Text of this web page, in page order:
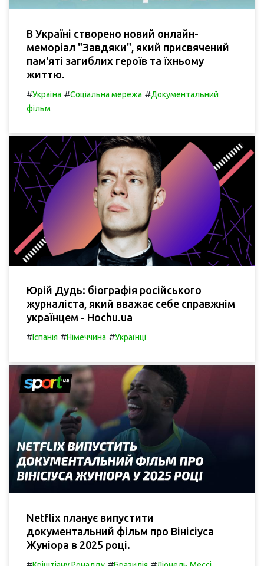
В Україні створено новий онлайн-
меморіал "Завдяки", який присвячений
пам'яті загиблих героїв та їхньому
життю.
#Україна #Соціальна мережа #Документальний
фільм
Юрій Дудь: біографія російського
журналіста, який вважає себе справжнім
українцем - Hochu.ua
#Іспанія #Німеччина #Українці
Netflix планує випустити
документальний фільм про Вінісіуса
Жуніора в 2025 році.